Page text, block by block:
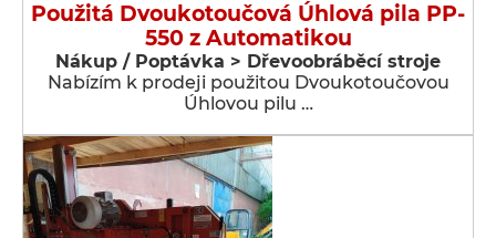
Použitá Dvoukotoučová Úhlová pila PP-
550 z Automatikou
Nákup / Poptávka > Dřevoobráběcí stroje
Nabízím k prodeji použitou Dvoukotoučovou
Úhlovou pilu …